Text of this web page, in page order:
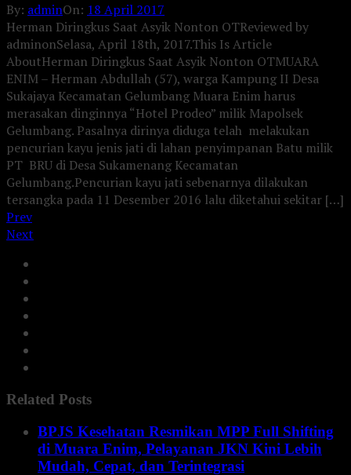
By: adminOn: 18 April 2017
Herman Diringkus Saat Asyik Nonton OTReviewed by
adminonSelasa, April 18th, 2017.This Is Article
AboutHerman Diringkus Saat Asyik Nonton OTMUARA
ENIM – Herman Abdullah (57), warga Kampung II Desa
Sukajaya Kecamatan Gelumbang Muara Enim harus
merasakan dinginnya “Hotel Prodeo” milik Mapolsek
Gelumbang. Pasalnya dirinya diduga telah melakukan
pencurian kayu jenis jati di lahan penyimpanan Batu milik
PT BRU di Desa Sukamenang Kecamatan
Gelumbang.Pencurian kayu jati sebenarnya dilakukan
tersangka pada 11 Desember 2016 lalu diketahui sekitar […]
Prev
Next
Related Posts
BPJS Kesehatan Resmikan MPP Full Shifting
di Muara Enim, Pelayanan JKN Kini Lebih
Mudah, Cepat, dan Terintegrasi